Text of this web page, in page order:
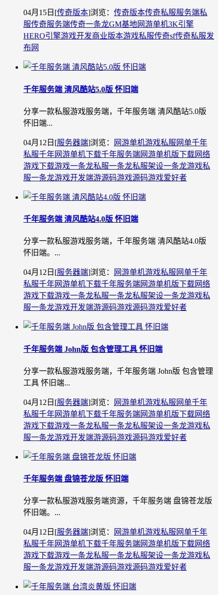
04月15日 [传奇版本]浏览： 传奇版本传奇私服服务端私
服传奇服务端传奇一条龙GM基地网游单机3K引擎
HERO引擎游戏开发商业版本游戏私服传奇sf传奇私服发
布网
千年服务端 清风酷站5.0版 怀旧端
分享一款私服游戏服务端，千年服务端 清风酷站5.0版
怀旧端...
04月12日 [服务器端]浏览： 网游单机游戏私服 网单千年
私服千年网游单机下载千年服务端网游单机版下载网络
游戏下载游戏一条龙私服一条龙私服架设一条龙游戏私
服一条龙游戏开发端游源码游戏源码游戏爱好者
千年服务端 清风酷站4.0版 怀旧端
分享一款私服游戏服务端，千年服务端 清风酷站4.0版
怀旧端。...
04月12日 [服务器端]浏览： 网游单机游戏私服 网单千年
私服千年网游单机下载千年服务端网游单机版下载网络
游戏下载游戏一条龙私服一条龙私服架设一条龙游戏私
服一条龙游戏开发端游源码游戏源码游戏爱好者
千年服务端 John版 包含管理工具 怀旧端
分享一款私服游戏服务端，千年服务端 John版 包含管理
工具 怀旧端...
04月12日 [服务器端]浏览： 网游单机游戏私服 网单千年
私服千年网游单机下载千年服务端网游单机版下载网络
游戏下载游戏一条龙私服一条龙私服架设一条龙游戏私
服一条龙游戏开发端游源码游戏源码游戏爱好者
千年服务端 盘锦苍龙版 怀旧端
分享一款私服游戏服务端资源，千年服务端 盘锦苍龙版
怀旧端。...
04月12日 [服务器端]浏览： 网游单机游戏私服 网单千年
私服千年网游单机下载千年服务端网游单机版下载网络
游戏下载游戏一条龙私服一条龙私服架设一条龙游戏私
服一条龙游戏开发端游源码游戏源码游戏爱好者